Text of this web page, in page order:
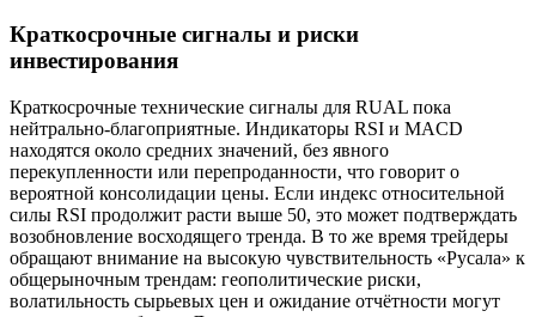
Краткосрочные сигналы и риски
инвестирования
Краткосрочные технические сигналы для RUAL пока
нейтрально-благоприятные. Индикаторы RSI и MACD
находятся около средних значений, без явного
перекупленности или перепроданности, что говорит о
вероятной консолидации цены. Если индекс относительной
силы RSI продолжит расти выше 50, это может подтверждать
возобновление восходящего тренда. В то же время трейдеры
обращают внимание на высокую чувствительность «Русала» к
общерыночным трендам: геополитические риски,
волатильность сырьевых цен и ожидание отчётности могут